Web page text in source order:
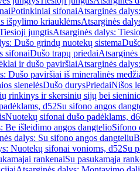
Potinkiniai sifonaiAtsarginės
išpylimo kriauklėmsAtsarginės
jungtisAtsarginės dalys:
Dušo grindų nuotekų sistema
sifonaiDušo trapų priedai
ir dušo paviršiaiAtsarginės
Dušo paviršiai iš mineralinės
sienelėsDušo durysPriedaiNišos
rinkinys ir skersinių sijų bei
d52Su sifono angos
Nuotekų sifonai dušo padėklams,
Be išleidimo angos dangtelioSifono
dalys: Su sifono angos dangteliu
Nuotekų sifonai vonioms, d52Su
rankenaiSu pasukamąja